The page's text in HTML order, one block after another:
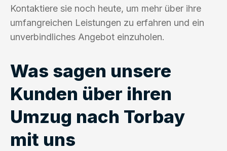
Kontaktiere sie noch heute, um mehr über ihre
umfangreichen Leistungen zu erfahren und ein
unverbindliches Angebot einzuholen.
Was sagen unsere
Kunden über ihren
Umzug nach Torbay
mit uns